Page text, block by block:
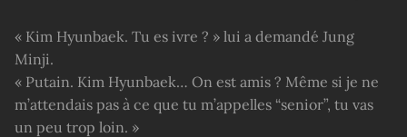
« Kim Hyunbaek. Tu es ivre ? » lui a demandé Jung
Minji.
« Putain. Kim Hyunbaek… On est amis ? Même si je ne
m’attendais pas à ce que tu m’appelles “senior”, tu vas
un peu trop loin. »